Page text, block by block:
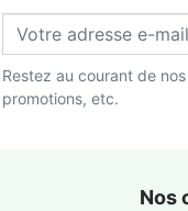
Restez au courant de
promotions, etc.
Nos